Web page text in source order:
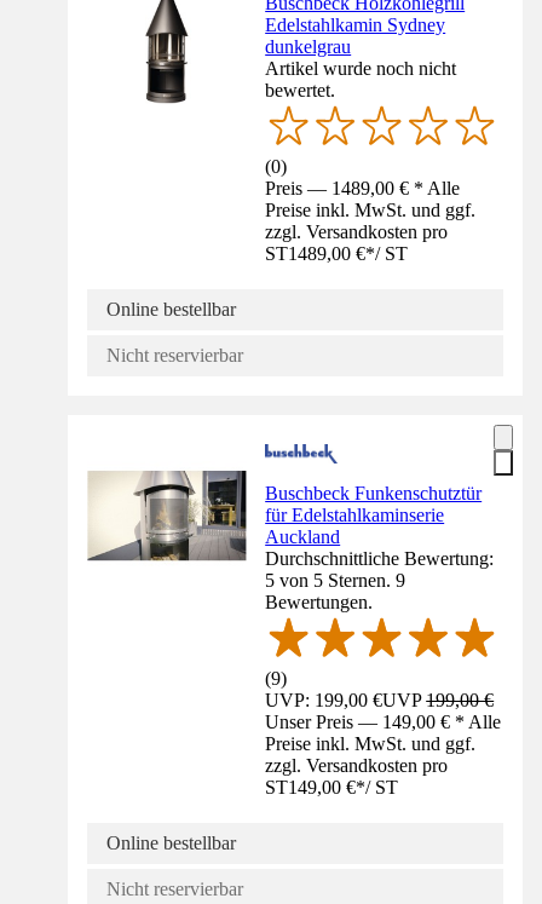
Edelstahlkamin Sydney
dunkelgrau
Artikel wurde noch nicht
bewertet.
(0)
Preis — 1489,00 € * Alle
Preise inkl. MwSt. und ggf.
zzgl. Versandkosten pro
ST1489,00 €*/ ST
Online bestellbar
Nicht reservierbar
Buschbeck Funkenschutztür
für Edelstahlkaminserie
Auckland
Durchschnittliche Bewertung:
5 von 5 Sternen. 9
Bewertungen.
(9)
UVP: 199,00 €UVP199,00 €
Unser Preis — 149,00 € * Alle
Preise inkl. MwSt. und ggf.
zzgl. Versandkosten pro
ST149,00 €*/ ST
Online bestellbar
Nicht reservierbar